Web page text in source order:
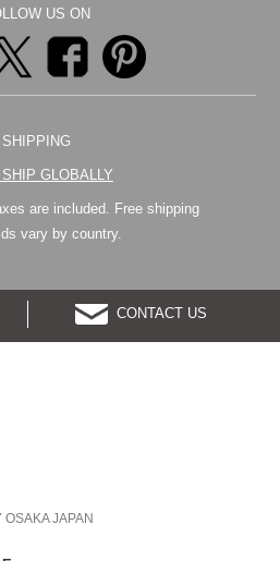
US ON
SHIPPING
GLOBALLY
are included. Free shipping
vary by country.
CONTACT US
JAPAN